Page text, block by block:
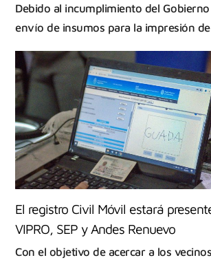
Debido al incumplimiento del
envío de insumos para la impresión
El registro Civil Móvil estará
VIPRO, SEP y Andes Renuevo
Con el objetivo de acercar a los